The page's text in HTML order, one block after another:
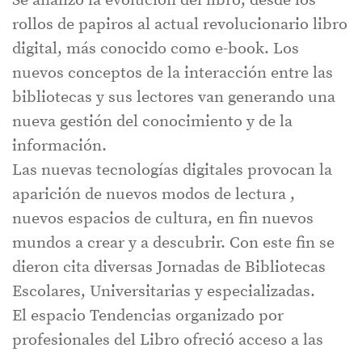
rollos de papiros al actual revolucionario libro
digital, más conocido como e-book. Los
nuevos conceptos de la interacción entre las
bibliotecas y sus lectores van generando una
nueva gestión del conocimiento y de la
información.
Las nuevas tecnologías digitales provocan la
aparición de nuevos modos de lectura ,
nuevos espacios de cultura, en fin nuevos
mundos a crear y a descubrir. Con este fin se
dieron cita diversas Jornadas de Bibliotecas
Escolares, Universitarias y especializadas.
El espacio Tendencias organizado por
profesionales del Libro ofreció acceso a las